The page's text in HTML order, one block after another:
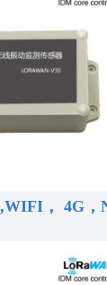
， 4G，